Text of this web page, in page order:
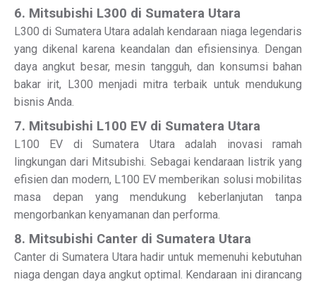
6. Mitsubishi L300 di Sumatera Utara
L300 di Sumatera Utara adalah kendaraan niaga legendaris
yang dikenal karena keandalan dan efisiensinya. Dengan
daya angkut besar, mesin tangguh, dan konsumsi bahan
bakar irit, L300 menjadi mitra terbaik untuk mendukung
bisnis Anda.
7. Mitsubishi L100 EV di Sumatera Utara
L100 EV di Sumatera Utara adalah inovasi ramah
lingkungan dari Mitsubishi. Sebagai kendaraan listrik yang
efisien dan modern, L100 EV memberikan solusi mobilitas
masa depan yang mendukung keberlanjutan tanpa
mengorbankan kenyamanan dan performa.
8. Mitsubishi Canter di Sumatera Utara
Canter di Sumatera Utara hadir untuk memenuhi kebutuhan
niaga dengan daya angkut optimal. Kendaraan ini dirancang